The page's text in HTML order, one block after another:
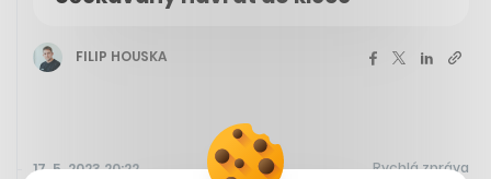
FILIP HOUSKA
17. 5. 2023 20:22 Rychlá zpráva